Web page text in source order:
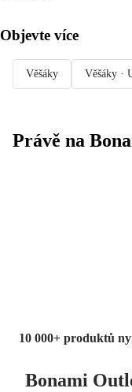
Objevte více
Věšáky Věšáky ·
Právě na
10 000+ produktů
Bonami